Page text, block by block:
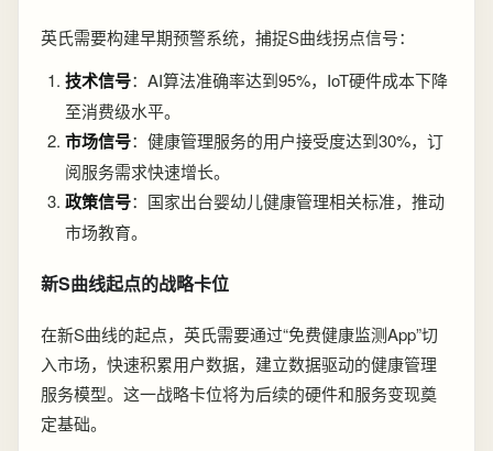
英氏需要构建早期预警系统，捕捉S曲线拐点信号：
技术信号：AI算法准确率达到95%，IoT硬件成本下降
至消费级水平。
市场信号：健康管理服务的用户接受度达到30%，订
阅服务需求快速增长。
政策信号：国家出台婴幼儿健康管理相关标准，推动
市场教育。
新S曲线起点的战略卡位
在新S曲线的起点，英氏需要通过“免费健康监测App”切
入市场，快速积累用户数据，建立数据驱动的健康管理
服务模型。这一战略卡位将为后续的硬件和服务变现奠
定基础。